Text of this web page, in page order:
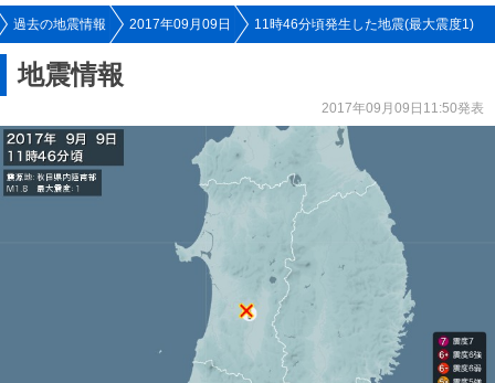
過去の地震情報 2017年09月09日 11時46分頃発生した地震(最大震度1)
地震情報
2017年09月09日11:50発表